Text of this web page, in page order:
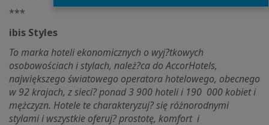
***
ibis Styles
To marka hoteli ekonomicznych o wyj?tkowych
osobowościach i stylach, należ?ca do AccorHotels,
największego światowego operatora hotelowego, obecnego
w 92 krajach, z sieci? ponad 3 900 hoteli i 190 000 kobiet i
mężczyzn. Hotele te charakteryzuj? się różnorodnymi
stylami i wszystkie oferuj? prostotę, komfort i